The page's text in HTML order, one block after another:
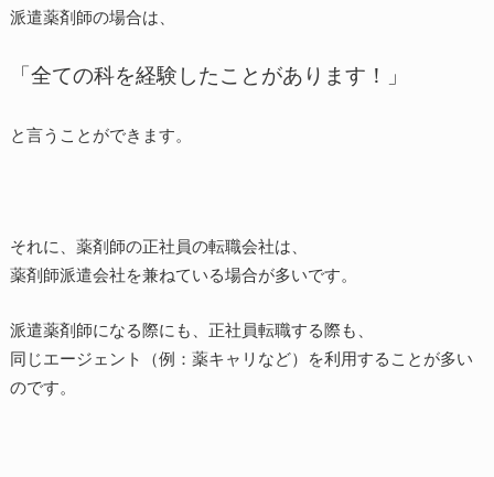
派遣薬剤師の場合は、
「全ての科を経験したことがあります！」
と言うことができます。
それに、薬剤師の正社員の転職会社は、
薬剤師派遣会社を兼ねている場合が多いです。
派遣薬剤師になる際にも、正社員転職する際も、
同じエージェント（例：薬キャリなど）を利用することが多い
のです。